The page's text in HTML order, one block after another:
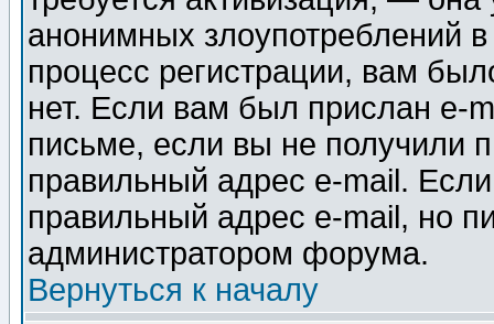
анонимных злоупотреблений
процесс регистрации, вам
нет. Если вам был прислан e-
письме, если вы не получили
правильный адрес e-mail.
правильный адрес e-mail, но
администратором форума.
Вернуться к началу